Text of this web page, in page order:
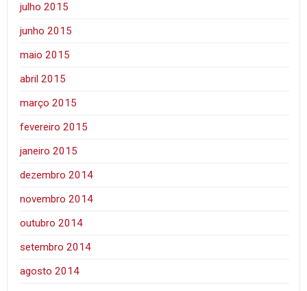
julho 2015
junho 2015
maio 2015
abril 2015
março 2015
fevereiro 2015
janeiro 2015
dezembro 2014
novembro 2014
outubro 2014
setembro 2014
agosto 2014